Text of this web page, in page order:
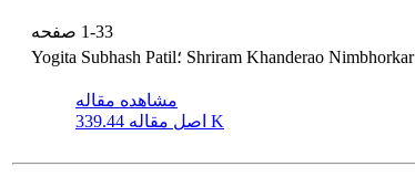
1-33
Yogita Subhash Patil؛ Shriram Khanderao Nimbhorkar
مشاهده مقاله
اصل مقاله 339.44 K